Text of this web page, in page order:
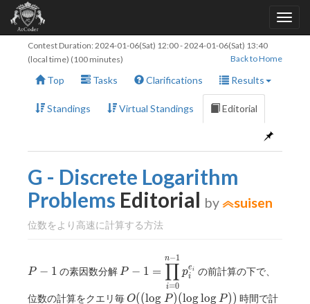
Contest Duration: 2024-01-06(Sat) 12:00-2024-01-06(Sat) 13:40
(local time) (100 minutes)
Back to Home
Top Tasks Clarifications Results
Standings Virtual Standings Editorial
G - Discrete Logarithm
Problems Editorial by suisen
位数をより高速に計算する方法
1
P − 1 の素因数分解
\displaystyle
P-1 = \prod
_ {i=0} ^
P − 1 =
i=0
∏
n−1
pi
ei の前計算の下で、
位数の計算をクエリ毎O((\log
O((log P)(loglogP ) ) 時間で計